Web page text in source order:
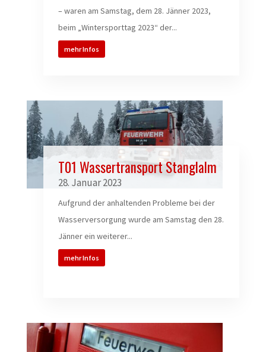
– waren am Samstag, dem 28. Jänner 2023,
beim „Wintersporttag 2023“ der...
mehr Infos
T01 Wassertransport Stanglalm
28. Januar 2023
Aufgrund der anhaltenden Probleme bei der
Wasserversorgung wurde am Samstag den 28.
Jänner ein weiterer...
mehr Infos